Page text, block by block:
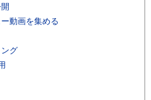
動画を集める
グ